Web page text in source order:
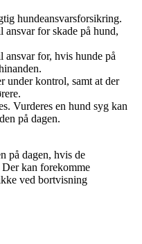
hundeansvarsforsikring.
for skade på hund,
ansvar for, hvis hunde på
under kontrol, samt at der
Vurderes en hund syg kan
på dagen.
på dagen, hvis de
kan forekomme
ved bortvisning